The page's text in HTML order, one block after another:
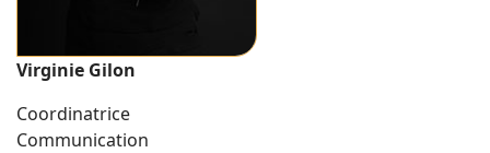
Virginie Gilon
Coordinatrice
Communication